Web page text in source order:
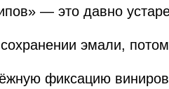
— это давно
эмали,
фиксацию